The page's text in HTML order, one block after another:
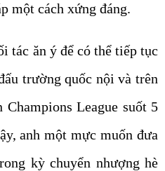
một cách xứng đáng.
tác ăn ý để có thể tiếp tục
trường quốc nội và trên
League suốt 5
anh một mực muốn đưa
kỳ chuyển nhượng hè